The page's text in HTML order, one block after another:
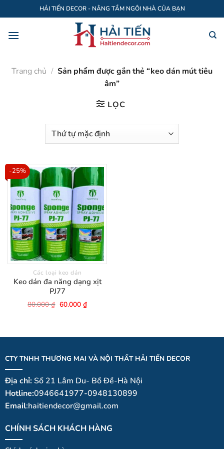
qua
nội
HẢI TIẾN DECOR - NÂNG TẦM NGÔI NHÀ CỦA BẠN
Trang chủ / Sản phẩm được gắn thẻ “keo dán mút tiêu
âm”
LỌC
-25%
Các loại keo dán
Keo dán đa năng dạng xịt
PJ77
80.000₫ Giá
gốc
60.000 ₫Giá
hiện
CTY TNHH THƯƠNG MAI VÀ NỘI THẤT HẢI TIẾN DECOR
Địa chỉ:Số 21 Lâm Du- Bồ Đề-Hà Nội
Hotline:0946641977-0948130899
Email:haitiendecor@gmail.com
CHÍNH SÁCH KHÁCH HÀNG